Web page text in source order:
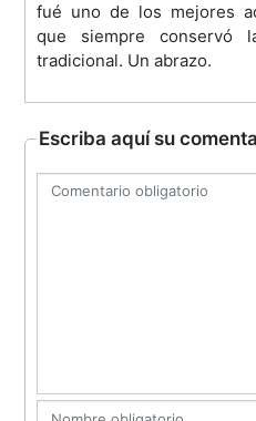
fué uno de los mejores
que siempre conservó
tradicional. Un abrazo.
Escriba aquí su